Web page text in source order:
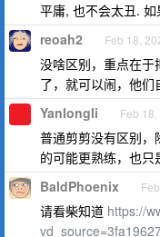
平庸, 也不会太丑.
reoah2 Feb 18,
没啥区别，重点在
了，就可以闹，他
Yanlongli Feb
普通剪剪没有区别
的可能更熟练，也只
BaldPhoenix
请看柴知道 https://